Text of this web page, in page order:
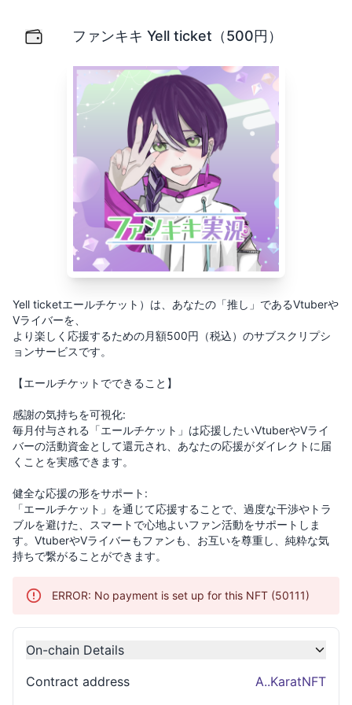
ファンキキ Yell ticket（500円）
Yell ticketエールチケット）は、あなたの「推し」であるVtuberや
Vライバーを、
より楽しく応援するための月額500円（税込）のサブスクリプシ
ョンサービスです。
【エールチケットでできること】
感謝の気持ちを可視化:
毎月付与される「エールチケット」は応援したいVtuberやVライ
バーの活動資金として還元され、あなたの応援がダイレクトに届
くことを実感できます。
健全な応援の形をサポート:
「エールチケット」を通じて応援することで、過度な干渉やトラ
ブルを避けた、スマートで心地よいファン活動をサポートしま
す。VtuberやVライバーもファンも、お互いを尊重し、純粋な気
持ちで繋がることができます。
ERROR: No payment is set up for this NFT (50111)
On-chain Details
Contract address
A..KaratNFT